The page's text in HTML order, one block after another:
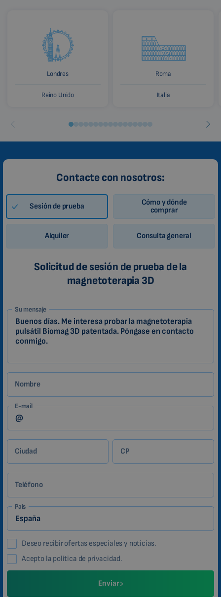
Londres
Reino Unido
Roma
Italia
Contacte con nosotros:
Sesión de prueba
Cómo y dónde
comprar
Alquiler Consulta general
Solicitud de sesión de prueba de la
magnetoterapia 3D
1-
ES
Zákazník
Su mensaje
Nombre
E-mail
Ciudad CP
Teléfono
País
Deseo recibir ofertas especiales y noticias.
Acepto la política de privacidad.
Enviar